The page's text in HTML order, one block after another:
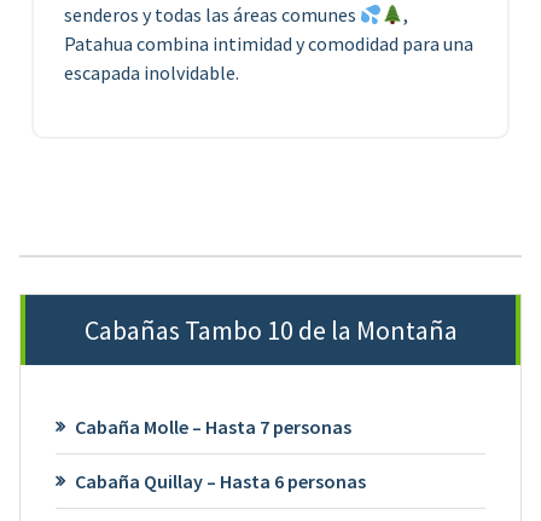
senderos y todas las áreas comunes
,
Patahua combina intimidad y comodidad para una
escapada inolvidable.
Cabañas Tambo 10 de la Montaña
Cabaña Molle – Hasta 7 personas
Cabaña Quillay – Hasta 6 personas